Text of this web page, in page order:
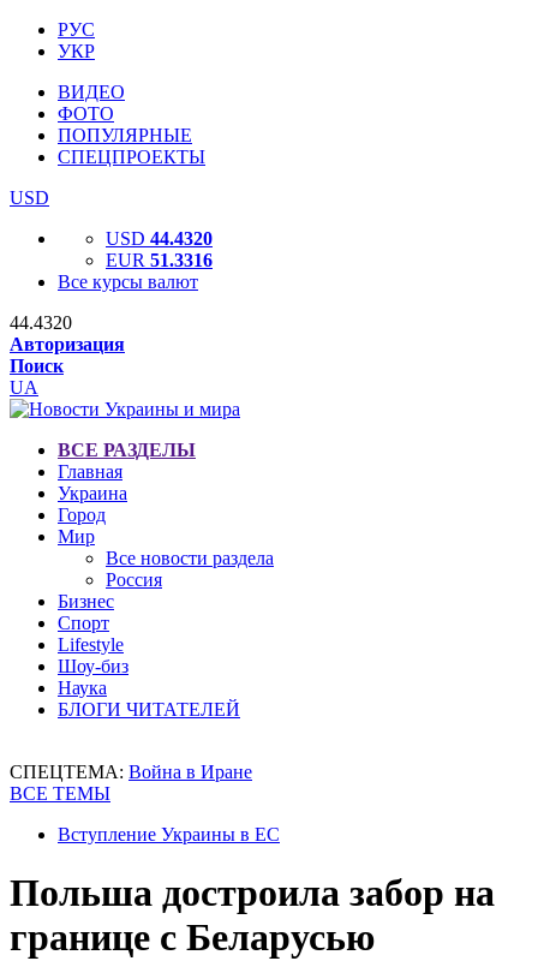
РУС
УКР
ВИДЕО
ФОТО
ПОПУЛЯРНЫЕ
СПЕЦПРОЕКТЫ
USD
USD 44.4320
EUR 51.3316
Все курсы валют
44.4320
Авторизация
Поиск
UA
ВСЕ РАЗДЕЛЫ
Главная
Украина
Город
Мир
Все новости раздела
Россия
Бизнес
Спорт
Lifestyle
Шоу-биз
Наука
БЛОГИ ЧИТАТЕЛЕЙ
СПЕЦТЕМА: Война в Иране
ВСЕ ТЕМЫ
Вступление Украины в ЕС
Польша достроила забор на
границе с Беларусью